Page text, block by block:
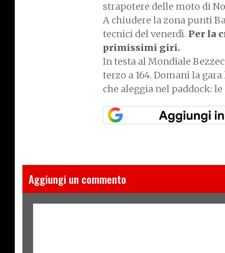
strapotere delle moto di
A chiudere la zona punti
tecnici del venerdì. Per la
primissimi giri.
In testa al Mondiale
terzo a 164. Domani la
che aleggia nel paddock:
Aggiungi un commento